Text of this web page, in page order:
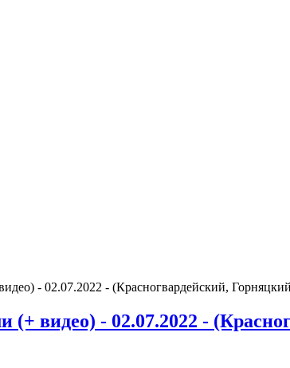
- 02.07.2022 - (Красногвардейский,
видео) - 02.07.2022 -